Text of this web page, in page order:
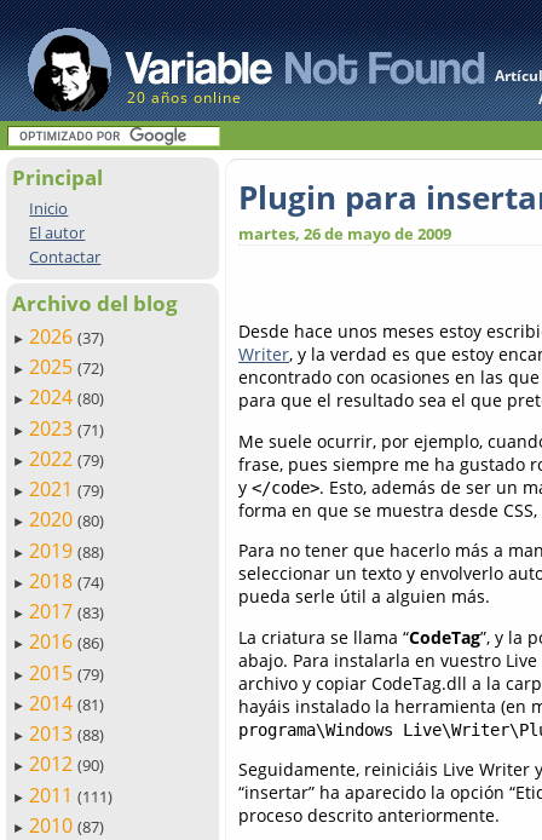
20 años online
Principal
Inicio
El autor
Contactar
Archivo del blog
► 2026 (37)
► 2025 (72)
► 2024 (80)
► 2023 (71)
► 2022 (79)
► 2021 (79)
► 2020 (80)
► 2019 (88)
► 2018 (74)
► 2017 (83)
► 2016 (86)
► 2015 (79)
► 2014 (81)
► 2013 (88)
► 2012 (90)
► 2011 (111)
► 2010 (87)
Plugin para
martes, 26 de mayo de 2009
Desde hace unos meses estoy
Writer, y la verdad es que estoy
encontrado con ocasiones en las
para que el resultado sea el que
Me suele ocurrir, por ejemplo,
frase, pues siempre me ha gustado
y </code>. Esto, además de ser un
forma en que se muestra desde
Para no tener que hacerlo más a
seleccionar un texto y envolverlo
pueda serle útil a alguien más.
La criatura se llama “CodeTag”, y la
abajo. Para instalarla en vuestro
archivo y copiar CodeTag.dll a la
hayáis instalado la herramienta (en
programa\Windows
Seguidamente, reiniciáis Live Writer
“insertar” ha aparecido la opción
proceso descrito anteriormente.